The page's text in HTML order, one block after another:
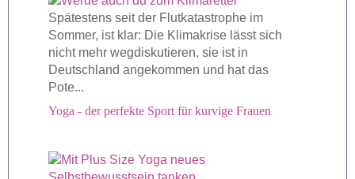
Spätestens seit der Flutkatastrophe im
Sommer, ist klar: Die Klimakrise lässt sich
nicht mehr wegdiskutieren, sie ist in
Deutschland angekommen und hat das
Pote...
Yoga - der perfekte Sport für kurvige Frauen